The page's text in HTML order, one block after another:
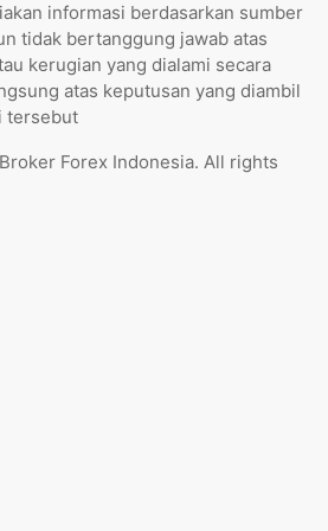
informasi berdasarkan sumber
tidak bertanggung jawab atas
kerugian yang dialami secara
atas keputusan yang diambil
tersebut
Forex Indonesia. All rights